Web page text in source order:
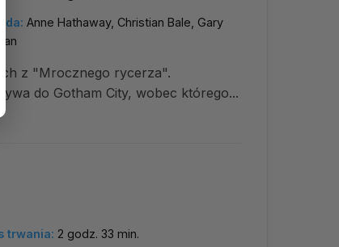
Anne Hathaway, Christian Bale, Gary
z "Mrocznego rycerza".
do Gotham City, wobec którego...
trwania: 2 godz. 33 min.